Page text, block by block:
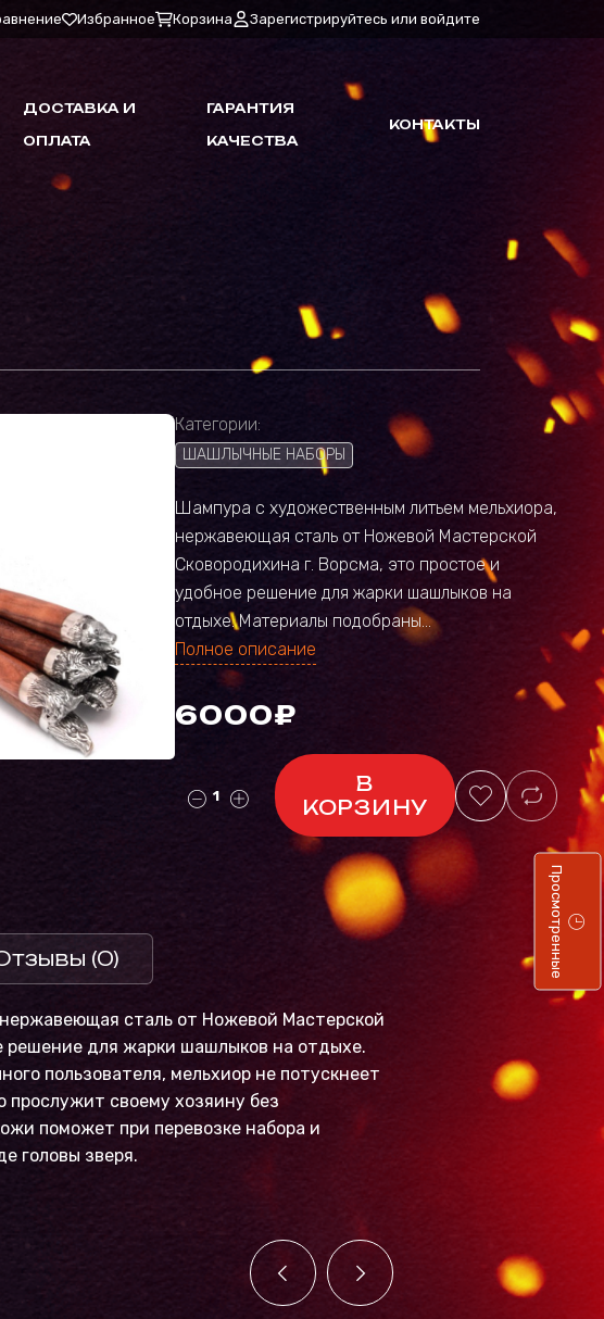
Избранное Корзина Зарегистрируйтесь или войдите
ДОСТАВКА И
ОПЛАТА
ГАРАНТИЯ
КАЧЕСТВА
КОНТАКТЫ
Категории:
ШАШЛЫЧНЫЕ НАБОРЫ
Шампура с художественным литьем мельхиора,
нержавеющая сталь от Ножевой Мастерской
Сковородихина г. Ворсма, это простое и
удобное решение для жарки шашлыков на
отдыхе. Материалы подобраны...
Полное описание
6000₽
В
КОРЗИНУ
(0)
сталь от Ножевой Мастерской
решение для жарки шашлыков на отдыхе.
пользователя, мельхиор не потускнеет
своему хозяину без
поможет при перевозке набора и
головы зверя.
Просмотренные